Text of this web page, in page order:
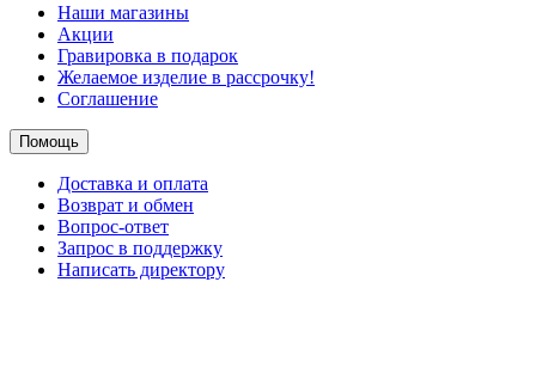
Наши магазины
Акции
Гравировка в подарок
Желаемое изделие в рассрочку!
Соглашение
Помощь
Доставка и оплата
Возврат и обмен
Вопрос-ответ
Запрос в поддержку
Написать директору